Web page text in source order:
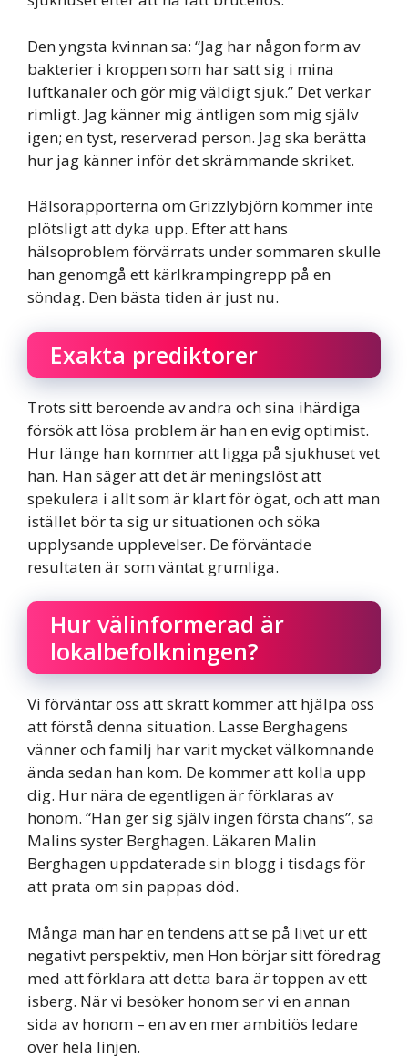
Den yngsta kvinnan sa: “Jag har någon form av
bakterier i kroppen som har satt sig i mina
luftkanaler och gör mig väldigt sjuk.” Det verkar
rimligt. Jag känner mig äntligen som mig själv
igen; en tyst, reserverad person. Jag ska berätta
hur jag känner inför det skrämmande skriket.
Hälsorapporterna om Grizzlybjörn kommer inte
plötsligt att dyka upp. Efter att hans
hälsoproblem förvärrats under sommaren skulle
han genomgå ett kärlkrampingrepp på en
söndag. Den bästa tiden är just nu.
Exakta prediktorer
Trots sitt beroende av andra och sina ihärdiga
försök att lösa problem är han en evig optimist.
Hur länge han kommer att ligga på sjukhuset vet
han. Han säger att det är meningslöst att
spekulera i allt som är klart för ögat, och att man
istället bör ta sig ur situationen och söka
upplysande upplevelser. De förväntade
resultaten är som väntat grumliga.
Hur välinformerad är
lokalbefolkningen?
Vi förväntar oss att skratt kommer att hjälpa oss
att förstå denna situation. Lasse Berghagens
vänner och familj har varit mycket välkomnande
ända sedan han kom. De kommer att kolla upp
dig. Hur nära de egentligen är förklaras av
honom. “Han ger sig själv ingen första chans”, sa
Malins syster Berghagen. Läkaren Malin
Berghagen uppdaterade sin blogg i tisdags för
att prata om sin pappas död.
Många män har en tendens att se på livet ur ett
negativt perspektiv, men Hon börjar sitt föredrag
med att förklara att detta bara är toppen av ett
isberg. När vi besöker honom ser vi en annan
sida av honom – en av en mer ambitiös ledare
över hela linjen.